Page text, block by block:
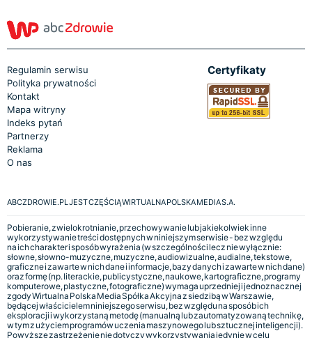
Regulamin serwisu
Polityka prywatności
Kontakt
Mapa witryny
Indeks pytań
Partnerzy
Reklama
O nas
Certyfikaty
ABCZDROWIE.PL JEST CZĘŚCIĄ WIRTUALNA POLSKA MEDIA S.A.
Pobieranie, zwielokrotnianie, przechowywanie lub jakiekolwiek inne
wykorzystywanie treści dostępnych w niniejszym serwisie - bez względu
na ich charakter i sposób wyrażenia (w szczególności lecz nie wyłącznie:
słowne, słowno-muzyczne, muzyczne, audiowizualne, audialne, tekstowe,
graficzne i zawarte w nich dane i informacje, bazy danych i zawarte w nich dane)
oraz formę (np. literackie, publicystyczne, naukowe, kartograficzne, programy
komputerowe, plastyczne, fotograficzne) wymaga uprzedniej i jednoznacznej
zgody Wirtualna Polska Media Spółka Akcyjna z siedzibą w Warszawie,
będącej właścicielem niniejszego serwisu, bez względu na sposób ich
eksploracji i wykorzystaną metodę (manualną lub zautomatyzowaną technikę,
w tym z użyciem programów uczenia maszynowego lub sztucznej inteligencji).
Powyższe zastrzeżenie nie dotyczy wykorzystywania jedynie w celu